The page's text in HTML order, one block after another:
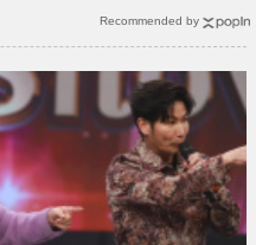
Recommended by